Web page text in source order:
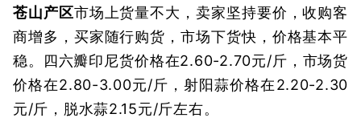
苍山产区市场上货量不大，卖家坚持要价，收购客
商增多，买家随行购货，市场下货快，价格基本平
稳。四六瓣印尼货价格在2.60-2.70元/斤，市场货
价格在2.80-3.00元/斤，射阳蒜价格在2.20-2.30
元/斤，脱水蒜2.15元/斤左右。